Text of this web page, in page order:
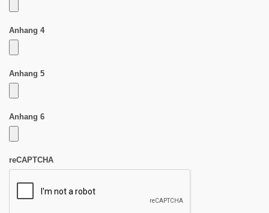
Anhang 4
Anhang 5
Anhang 6
reCAPTCHA